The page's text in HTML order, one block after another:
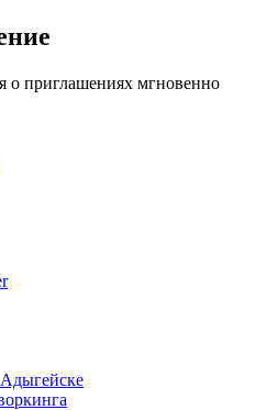
о приглашениях мгновенно